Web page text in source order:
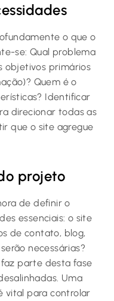
o que o
se: Qual problema
objetivos primários
Quem é o
Identificar
direcionar todas as
que o site agregue
projeto
de definir o
essenciais: o site
de contato, blog,
necessárias?
faz parte desta fase
Uma
vital para controlar